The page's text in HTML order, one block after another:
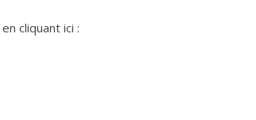
cliquant ici :